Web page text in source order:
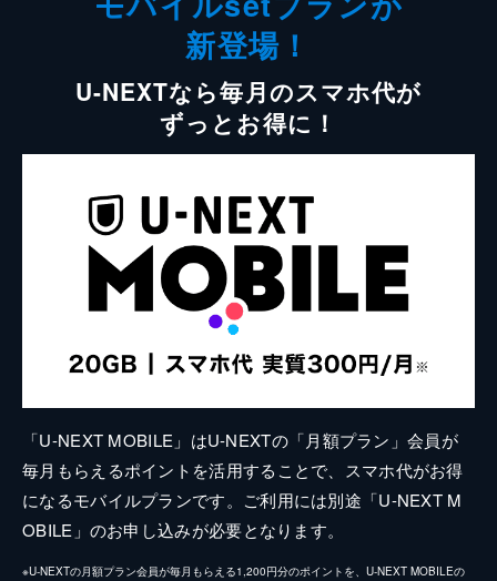
新登場！
U-NEXTなら毎月のスマホ代が
ずっとお得に！
「U-NEXT MOBILE」はU-NEXTの「月額プラン」会員が
毎月もらえるポイントを活用することで、スマホ代がお得
になるモバイルプランです。ご利用には別途「U-NEXT M
OBILE」のお申し込みが必要となります。
※U-NEXTの月額プラン会員が毎月もらえる1,200円分のポイントを、U-NEXT MOBILEの